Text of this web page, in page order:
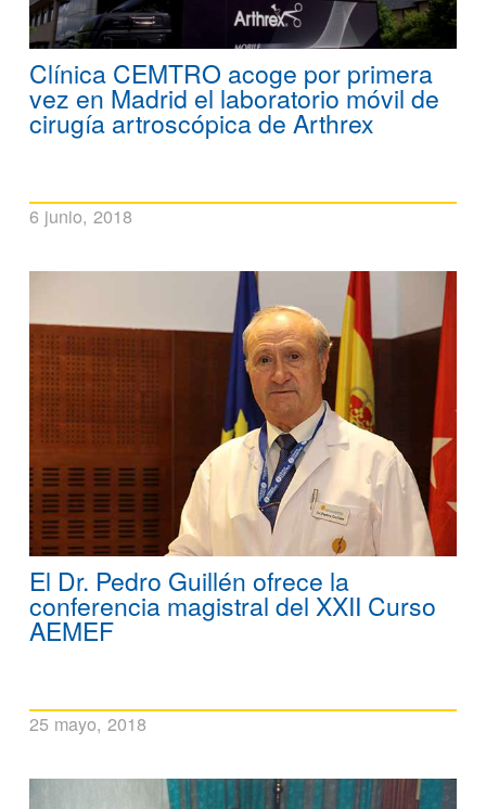
Clínica CEMTRO acoge por primera
vez en Madrid el laboratorio móvil de
cirugía artroscópica de Arthrex
6 junio, 2018
El Dr. Pedro Guillén ofrece la
conferencia magistral del XXII Curso
AEMEF
25 mayo, 2018